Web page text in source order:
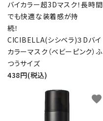
バイカラー超3Dマスク！長時間
でも快適な装着感が持
続！
CICIBELLA(シシベラ)３Dバイ
カラーマスク（ベビーピンク）ふ
つうサイズ
438円(税込)
favorite